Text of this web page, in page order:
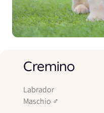
Cremino
Labrador
Maschio ♂